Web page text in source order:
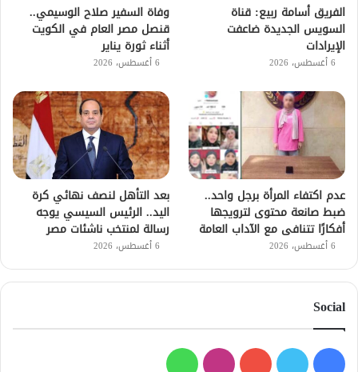
الفريق أسامة ربيع: قناة
السويس الجديدة ضاعفت
الإيرادات
6 أغسطس، 2026
وفاة السفير صلاح الوسيمي..
قنصل مصر العام في الكويت
أثناء ثورة يناير
6 أغسطس، 2026
عدم اكتفاء المرأة برجل واحد..
ضبط صانعة محتوى لترويجها
أفكارًا تتنافى مع الآداب العامة
6 أغسطس، 2026
بعد التأهل لنصف نهائي كرة
اليد.. الرئيس السيسي يوجه
رسالة لمنتخب ناشئات مصر
6 أغسطس، 2026
Social
فيسبوك
تويتر يوتيوبانستقرامواتساب